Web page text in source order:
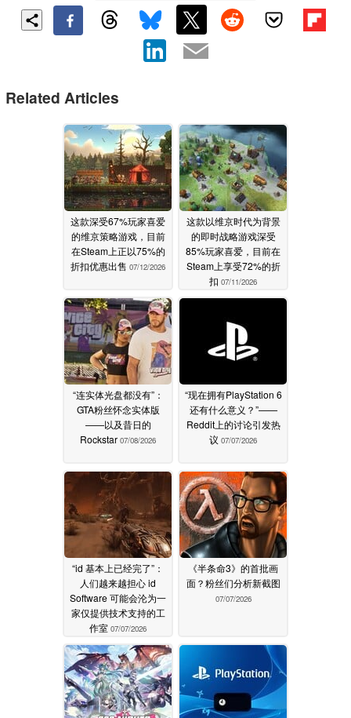
Related Articles
这款深受67%玩家喜爱
的维京策略游戏，目前
在Steam上正以75%的
折扣优惠出售 07/12/2026
这款以维京时代为背景
的即时战略游戏深受
85%玩家喜爱，目前在
Steam上享受72%的折
扣 07/11/2026
“连实体光盘都没有”：
GTA粉丝怀念实体版
——以及昔日的
Rockstar 07/08/2026
“现在拥有PlayStation 6
还有什么意义？”——
Reddit上的讨论引发热
议 07/07/2026
“id 基本上已经完了”：
人们越来越担心 id
Software 可能会沦为一
家仅提供技术支持的工
作室 07/07/2026
《半条命3》的首批画
面？粉丝们分析新截图
07/07/2026